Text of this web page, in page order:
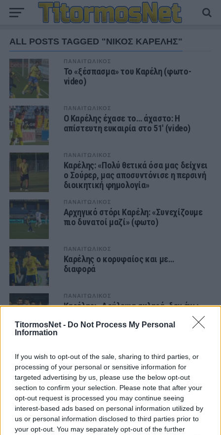
TitormosNet - Do Not Process My Personal
Information
If you wish to opt-out of the sale, sharing to third parties, or
processing of your personal or sensitive information for
targeted advertising by us, please use the below opt-out
section to confirm your selection. Please note that after your
opt-out request is processed you may continue seeing
interest-based ads based on personal information utilized by
us or personal information disclosed to third parties prior to
your opt-out. You may separately opt-out of the further
ALL POSTS TAGGED "ΝΙΚΟΣ ΚΑΡΕΛΗΣ"
ΠΑΝΑΙΤΩΛΙΚΟΣ
Το «ξέσπασμα» του Καρέλη (φωτο-
video)
ΠΑΝΑΙΤΩΛΙΚΟΣ
Ο Καρέλης έχασε το… άχαστο: Η
απίστευτη ευκαιρία στο 51′ (video)
ΠΑΝΑΙΤΩΛΙΚΟΣ
Καρέλης: «Πολύ θετικά όσα μας δείχνει
ο Σούρερ, μας αποσυντόνισε η περσινή
διοικητική φημολογία»
ΠΑΝΑΙΤΩΛΙΚΟΣ
Αρχηγικό στόρι Καρέλη: «Συνεχίζουμε
πιο δυνατοί μαζί» (φωτο)
ΠΑΝΑΙΤΩΛΙΚΟΣ
Καρέλης ο κορυφαίος και με…
διαφορά
ΠΑΝΑΙΤΩΛΙΚΟΣ
Καρέλης: «Δούλεψα σκληρά, δεν έχω
μετανιώσει για κάποια επιλογή μου»
Δεύτερο δοκάρι για τον Παναιτωλικό
ο Καρέλης (video)
ΠΑΝΑΙΤΩΛΙΚΟΣ
Καρέλης: «Δικαιώθηκα στον
Παναιτωλικό, έχει οργάνωση ομάδας
που θα έπρεπε να βρίσκεται στις
πρώτες θέσεις»